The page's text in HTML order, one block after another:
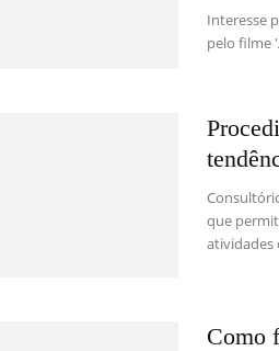
Interesse
pelo filme
que
atividades
Como